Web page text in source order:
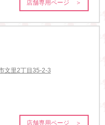
店舗専用ページ ＞
文里2丁目35-2-3
店舗専用ページ ＞